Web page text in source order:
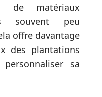
de matériaux
souvent peu
offre davantage
des plantations
sa